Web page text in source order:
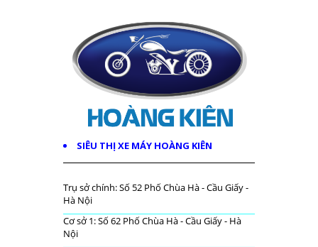
SIÊU THỊ XE MÁY HOÀNG KIÊN
Trụ sở chính: Số 52 Phố Chùa Hà - Cầu Giấy -
Hà Nội
Cơ sở 1: Số 62 Phố Chùa Hà - Cầu Giấy - Hà
Nội